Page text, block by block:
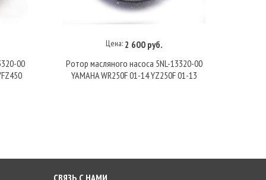
00
В корзину
Цена: 2 600 руб.
Ротор масляного насоса 5NL-13320-00
YAMAHA WR250F 01-14 YZ250F 01-13